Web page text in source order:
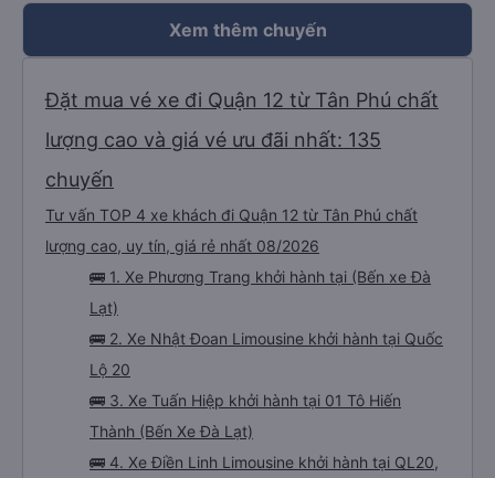
Xem thêm chuyến
Đặt mua vé xe đi Quận 12 từ Tân Phú chất
lượng cao và giá vé ưu đãi nhất: 135
chuyến
Tư vấn TOP 4 xe khách đi Quận 12 từ Tân Phú chất
lượng cao, uy tín, giá rẻ nhất 08/2026
🚌 1. Xe Phương Trang khởi hành tại (Bến xe Đà
Lạt)
🚌 2. Xe Nhật Đoan Limousine khởi hành tại Quốc
Lộ 20
🚌 3. Xe Tuấn Hiệp khởi hành tại 01 Tô Hiến
Thành (Bến Xe Đà Lạt)
🚌 4. Xe Điền Linh Limousine khởi hành tại QL20,